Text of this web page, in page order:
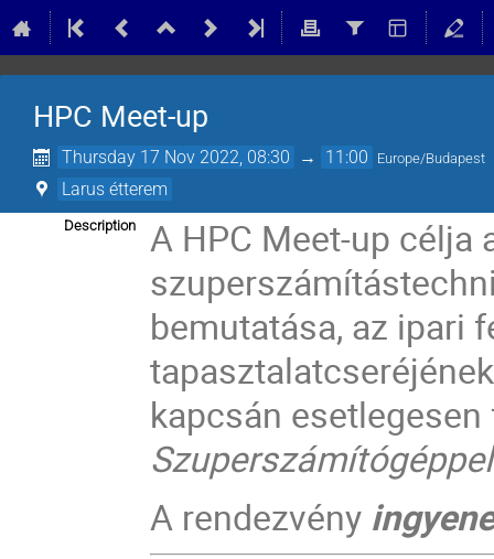
HPC Meet-up
Thursday 17 Nov 2022, 08:30 → 11:00 Europe/Budapest
Larus étterem
Description
A HPC Meet-up célja
bemutatása, az ipari
kapcsán
A rendezvény